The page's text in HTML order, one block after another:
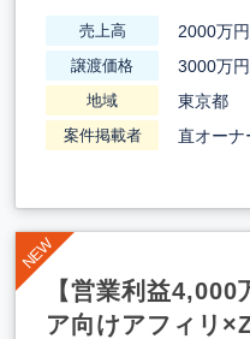
売上高 2000万
譲渡価格 3000万
地域 東京都
案件掲載者 直オーナ
【営業利益4,000
ア向けアフィリ